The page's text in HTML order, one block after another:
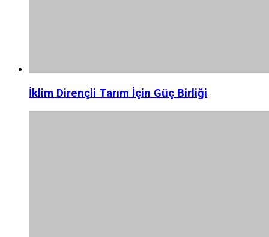
İklim Dirençli Tarım İçin Güç Birliği